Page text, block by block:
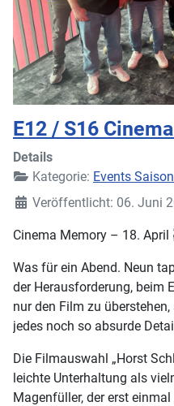
E12 / S16
Details
Kategorie: Events
Veröffentlicht: 06. Juni
Cinema Memory – 18. April
Was für ein Abend. Neun
der Herausforderung, beim
nur den Film zu
jedes noch so absurde
Die Filmauswahl „Horst
leichte Unterhaltung als
Magenfüller, der erst